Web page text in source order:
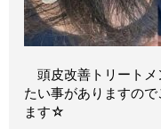
頭皮改善トリートメ
たい事がありますの
ます☆